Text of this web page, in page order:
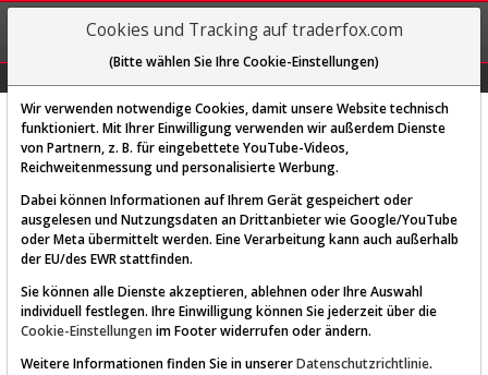
REGIS-
TRIEREN
Diese Funktion ist nur für
AKTIEN-TERMINAL
Cookies und Tracking auf traderfox.com
(Bitte wählen Sie Ihre Cookie-Einstellungen)
Wir verwenden notwendige Cookies, damit unsere Website technisch
funktioniert. Mit Ihrer Einwilligung verwenden wir außerdem Dienste
von Partnern, z. B. für eingebettete YouTube-Videos,
Reichweitenmessung und personalisierte Werbung.
Dabei können Informationen auf Ihrem Gerät gespeichert oder
ausgelesen und Nutzungsdaten an Drittanbieter wie Google/YouTube
oder Meta übermittelt werden. Eine Verarbeitung kann auch außerhalb
der EU/des EWR stattfinden.
Sie können alle Dienste akzeptieren, ablehnen oder Ihre Auswahl
individuell festlegen. Ihre Einwilligung können Sie jederzeit über die
Cookie-Einstellungen im Footer widerrufen oder ändern.
Weitere Informationen finden Sie in unsererDatenschutzrichtlinie.